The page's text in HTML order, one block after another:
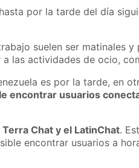
por la tarde del día
suelen ser matinales
las actividades de ocio,
es por la tarde, en
encontrar usuarios
Chat y el LatinChat.
encontrar usuarios a